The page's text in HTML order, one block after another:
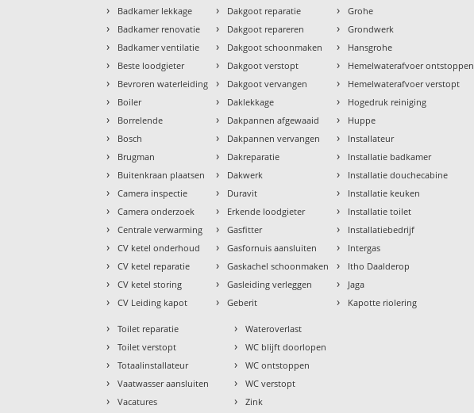
› Badkamer lekkage
› Badkamer renovatie
› Badkamer ventilatie
› Beste loodgieter
› Bevroren waterleiding
› Boiler
› Borrelende
› Bosch
› Brugman
› Buitenkraan plaatsen
› Camera inspectie
› Camera onderzoek
› Centrale verwarming
› CV ketel onderhoud
› CV ketel reparatie
› CV ketel storing
› CV Leiding kapot
› Dakgoot reparatie
› Dakgoot repareren
› Dakgoot schoonmaken
› Dakgoot verstopt
› Dakgoot vervangen
› Daklekkage
› Dakpannen afgewaaid
› Dakpannen vervangen
› Dakreparatie
› Dakwerk
› Duravit
› Erkende loodgieter
› Gasfitter
› Gasfornuis aansluiten
› Gaskachel schoonmaken
› Gasleiding verleggen
› Geberit
› Grohe
› Grondwerk
› Hansgrohe
› Hemelwaterafvoer ontstoppen
› Hemelwaterafvoer verstopt
› Hogedruk reiniging
› Huppe
› Installateur
› Installatie badkamer
› Installatie douchecabine
› Installatie keuken
› Installatie toilet
› Installatiebedrijf
› Intergas
› Itho Daalderop
› Jaga
› Kapotte riolering
› Toilet reparatie
› Toilet verstopt
› Totaalinstallateur
› Vaatwasser aansluiten
› Vacatures
› Wateroverlast
› WC blijft doorlopen
› WC ontstoppen
› WC verstopt
› Zink